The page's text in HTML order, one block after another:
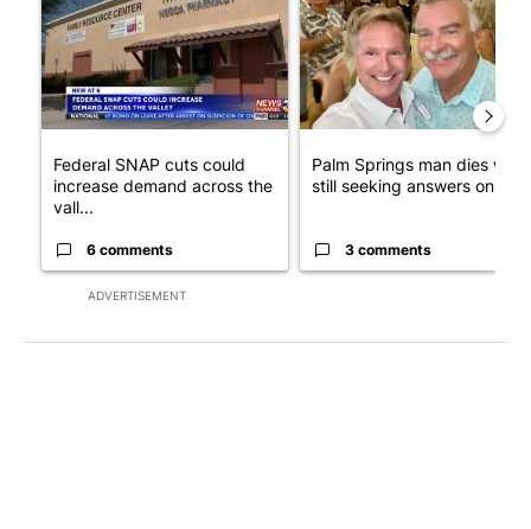
ADVERTISEMENT
Federal SNAP cuts could
increase demand across the
vall...
6 comments
Palm Springs man dies while
still seeking answers on hu...
3 comments